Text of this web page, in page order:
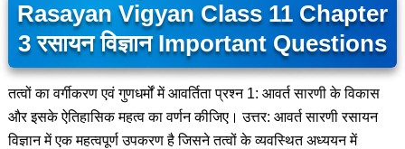
Rasayan Vigyan Class 11 Chapter
3 रसायन विज्ञान Important Questions
तत्वों का वर्गीकरण एवं गुणधर्मों में आवर्तिता प्रश्न 1: आवर्त सारणी के विकास
और इसके ऐतिहासिक महत्व का वर्णन कीजिए। उत्तर: आवर्त सारणी रसायन
विज्ञान में एक महत्वपूर्ण उपकरण है जिसने तत्वों के व्यवस्थित अध्ययन में